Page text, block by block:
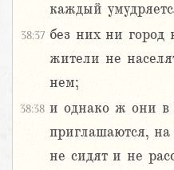
каждый
38:37 без них ни город
жители не
нем;
38:38 и однако ж они в
приглашаются,
не сидят и не